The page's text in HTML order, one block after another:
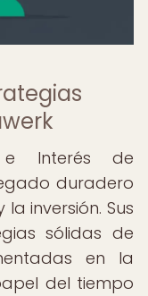
Interés de
duradero
inversión. Sus
sólidas de
en la
del tiempo